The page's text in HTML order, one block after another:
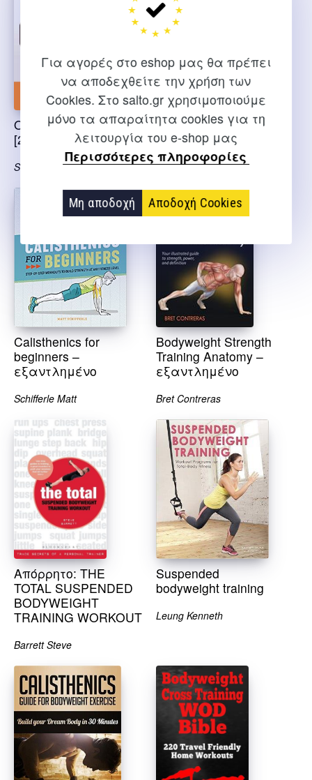
Για αγορές στο eshop μας θα πρέπει
να αποδεχθείτε την χρήση των
Cookies. Στο salto.gr χρησιμοποιούμε
μόνο τα απαραίτητα cookies για τη
λειτουργία του e-shop μας
Περισσότερες πληροφορίες
Μη αποδοχή Αποδοχή Cookies
Overcoming gravity
[2nd Edition]
Steven Low, S.Low
Cross training wod
bible
Selter P.
Calisthenics for
beginners –
εξαντλημένο
Schifferle Matt
Bodyweight Strength
Training Anatomy –
εξαντλημένο
Bret Contreras
Απόρρητο: THE
TOTAL SUSPENDED
BODYWEIGHT
TRAINING WORKOUT
Barrett Steve
Suspended
bodyweight training
Leung Kenneth